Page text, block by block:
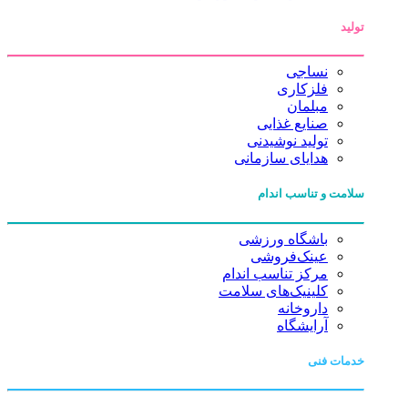
تولید
نساجی
فلزکاری
مبلمان
صنایع غذایی
تولید نوشیدنی
هدایای سازمانی
سلامت و تناسب اندام
باشگاه ورزشی
عینک‌فروشی
مرکز تناسب اندام
کلینیک‌های سلامت
داروخانه
آرایشگاه
خدمات فنی